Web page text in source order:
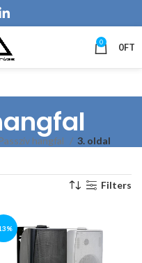
0 0FT
Passzív hangfal
3. oldal
Filters